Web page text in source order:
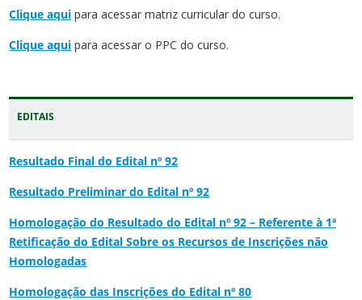
Clique aqui para acessar matriz curricular do curso.
Clique aqui para acessar o PPC do curso.
EDITAIS
Resultado Final do Edital nº 92
Resultado Preliminar do Edital nº 92
Homologação do Resultado do Edital nº 92 – Referente à 1ª
Retificação do Edital Sobre os Recursos de Inscrições não
Homologadas
Homologação das Inscrições do Edital nº 80